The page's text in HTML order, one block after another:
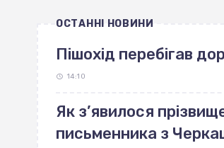
ОСТАННІ НОВИНИ
Пішохід перебігав
14:10
Як з’явилося
письменника з